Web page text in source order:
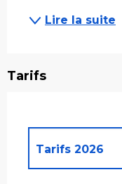
Lire la suite
Tarifs
Tarifs 2026